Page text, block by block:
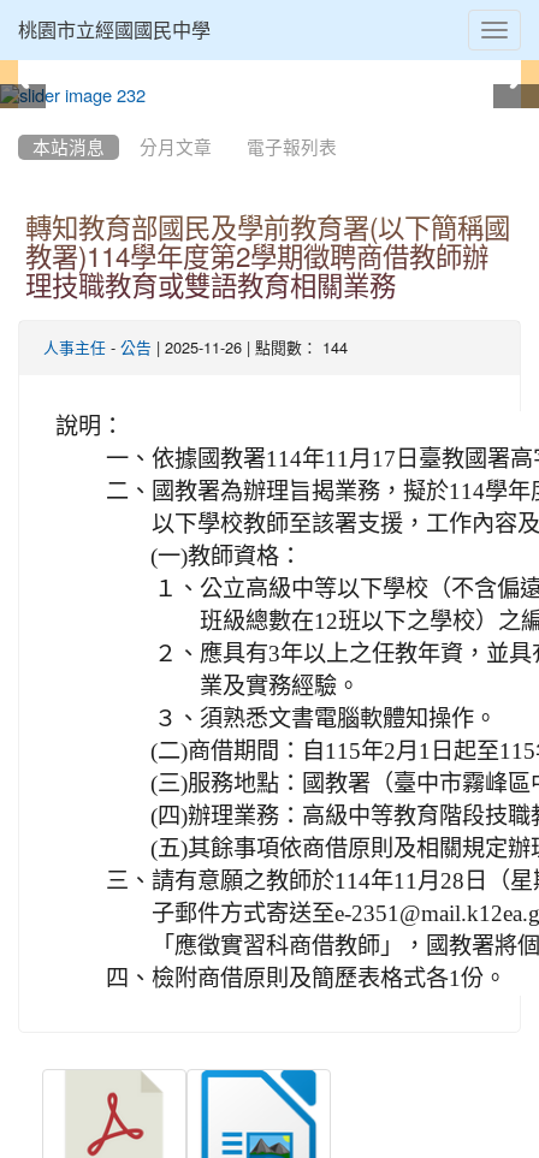
桃園市立經國國民中學
本站消息 分月文章 電子報列表
轉知教育部國民及學前教育署(以下簡稱國
教署)114學年度第2學期徵聘商借教師辦
理技職教育或雙語教育相關業務
人事主任 - 公告 | 2025-11-26 | 點閱數： 144
說明：
一、 依據國教署114年11月17日臺教國署
二、 國教署為辦理旨揭業務，擬於114學
以下學校教師至該署支援，工作內容
(一)教師資格：
１、 公立高級中等以下學校（不含偏
班級總數在12班以下之學校）之
２、 應具有3年以上之任教年資，並
業及實務經驗。
３、 須熟悉文書電腦軟體知操作。
(二)商借期間：自115年2月1日起至
(三)服務地點：國教署（臺中市霧峰區
(四)辦理業務：高級中等教育階段技
(五)其餘事項依商借原則及相關規定辦
三、 請有意願之教師於114年11月28日（
子郵件方式寄送至e-
「應徵實習科商借教師」，國教署將
四、 檢附商借原則及簡歷表格式各1份。